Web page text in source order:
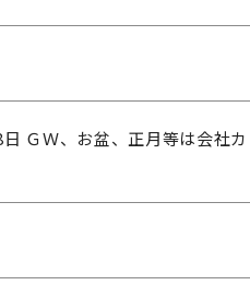
ＧＷ、お盆、正月等は会社カ